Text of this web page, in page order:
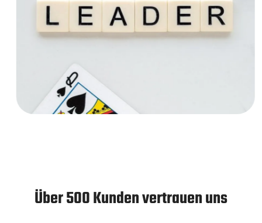
Über 500 Kunden vertrauen uns